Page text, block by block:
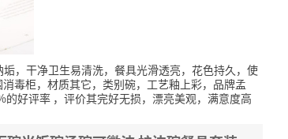
，干净卫生易清洗，餐具光滑透亮，花色持久，使
毒柜，材质其它，类别碗，工艺釉上彩，品牌孟
的好评率 ，评价其完好无损，漂亮美观，满意度高